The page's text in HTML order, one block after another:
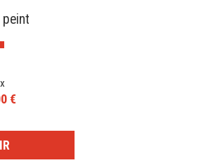
peint
€